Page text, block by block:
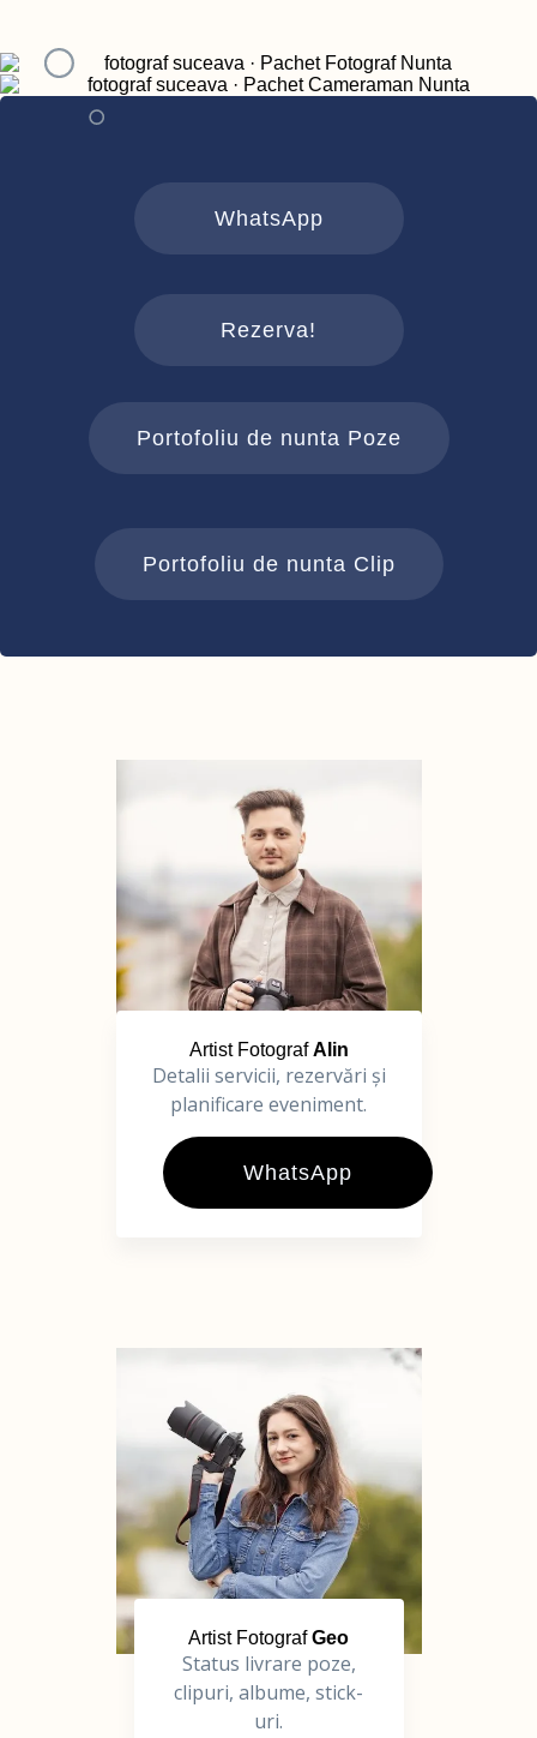
WhatsApp
Rezerva!
Portofoliu de nunta Poze
Portofoliu de nunta Clip
Artist FotografAlin
Detalii servicii, rezervări și
planificare eveniment.
WhatsApp
Artist FotografGeo
Status livrare poze,
clipuri, albume, stick-
uri.